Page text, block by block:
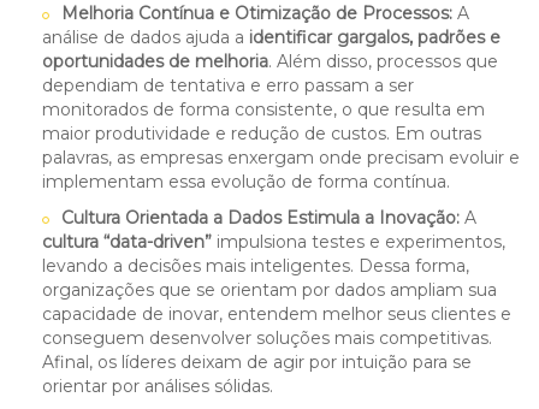
Melhoria Contínua e Otimização de Processos: A
análise de dados ajuda a identificar gargalos, padrões e
oportunidades de melhoria. Além disso, processos que
dependiam de tentativa e erro passam a ser
monitorados de forma consistente, o que resulta em
maior produtividade e redução de custos. Em outras
palavras, as empresas enxergam onde precisam evoluir e
implementam essa evolução de forma contínua.
Cultura Orientada a Dados Estimula a Inovação: A
cultura “data-driven” impulsiona testes e experimentos,
levando a decisões mais inteligentes. Dessa forma,
organizações que se orientam por dados ampliam sua
capacidade de inovar, entendem melhor seus clientes e
conseguem desenvolver soluções mais competitivas.
Afinal, os líderes deixam de agir por intuição para se
orientar por análises sólidas.